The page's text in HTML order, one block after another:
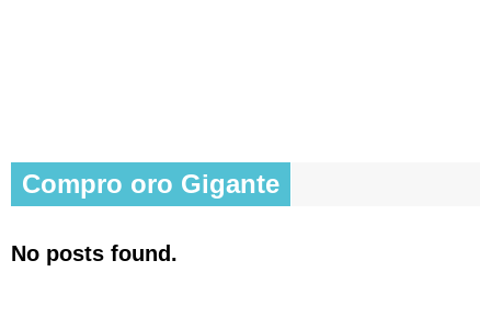
Compro oro Gigante
No posts found.